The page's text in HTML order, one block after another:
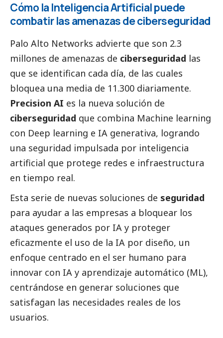
Cómo la Inteligencia Artificial puede
combatir las amenazas de ciberseguridad
Palo Alto Networks advierte que son 2.3
millones de amenazas de ciberseguridad las
que se identifican cada día, de las cuales
bloquea una media de 11.300 diariamente.
Precision AI es la nueva solución de
ciberseguridad que combina Machine learning
con Deep learning e IA generativa, logrando
una seguridad impulsada por inteligencia
artificial que protege redes e infraestructura
en tiempo real.
Esta serie de nuevas soluciones de seguridad
para ayudar a las empresas a bloquear los
ataques generados por IA y proteger
eficazmente el uso de la IA por diseño, un
enfoque centrado en el ser humano para
innovar con IA y aprendizaje automático (ML),
centrándose en generar soluciones que
satisfagan las necesidades reales de los
usuarios.